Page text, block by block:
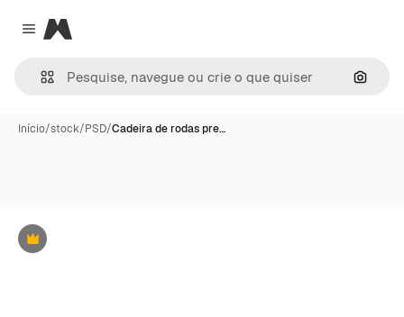
Close menu
Magnific
Início/stock/PSD/Cadeira de rodas pre…
Premium